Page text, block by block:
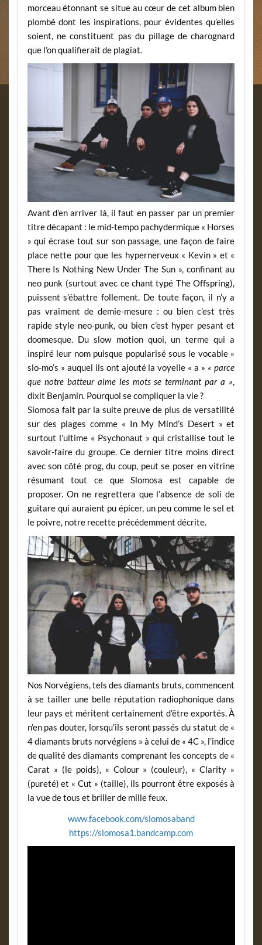
morceau étonnant se situe au cœur de cet album bien
plombé dont les inspirations, pour évidentes qu’elles
soient, ne constituent pas du pillage de charognard
que l’on qualifierait de plagiat.
Avant d’en arriver là, il faut en passer par un premier
titre décapant : le mid-tempo pachydermique « Horses
» qui écrase tout sur son passage, une façon de faire
place nette pour que les hypernerveux « Kevin » et «
There Is Nothing New Under The Sun », confinant au
neo punk (surtout avec ce chant typé The Offspring),
puissent s’ébattre follement. De toute façon, il n’y a
pas vraiment de demie-mesure : ou bien c’est très
rapide style neo-punk, ou bien c’est hyper pesant et
doomesque. Du slow motion quoi, un terme qui a
inspiré leur nom puisque popularisé sous le vocable «
slo-mo’s » auquel ils ont ajouté la voyelle « a » « parce
que notre batteur aime les mots se terminant par a »,
dixit Benjamin. Pourquoi se compliquer la vie ?
Slomosa fait par la suite preuve de plus de versatilité
sur des plages comme « In My Mind’s Desert » et
surtout l’ultime « Psychonaut » qui cristallise tout le
savoir-faire du groupe. Ce dernier titre moins direct
avec son côté prog, du coup, peut se poser en vitrine
résumant tout ce que Slomosa est capable de
proposer. On ne regrettera que l’absence de soli de
guitare qui auraient pu épicer, un peu comme le sel et
le poivre, notre recette précédemment décrite.
Nos Norvégiens, tels des diamants bruts, commencent
à se tailler une belle réputation radiophonique dans
leur pays et méritent certainement d’être exportés. À
n’en pas douter, lorsqu’ils seront passés du statut de «
4 diamants bruts norvégiens » à celui de « 4C », l’indice
de qualité des diamants comprenant les concepts de «
Carat » (le poids), « Colour » (couleur), « Clarity »
(pureté) et « Cut » (taille), ils pourront être exposés à
la vue de tous et briller de mille feux.
www.facebook.com/slomosaband
https://slomosa1.bandcamp.com